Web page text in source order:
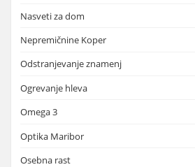
Nasveti za dom
Nepremičnine Koper
Odstranjevanje znamenj
Ogrevanje hleva
Omega 3
Optika Maribor
Osebna rast